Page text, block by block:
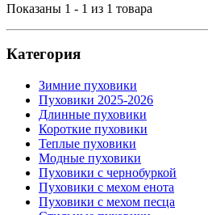
Показаны 1 - 1 из 1 товара
Категория
Зимние пуховики
Пуховики 2025-2026
Длинные пуховики
Короткие пуховики
Теплые пуховики
Модные пуховики
Пуховики с чернобуркой
Пуховики с мехом енота
Пуховики с мехом песца